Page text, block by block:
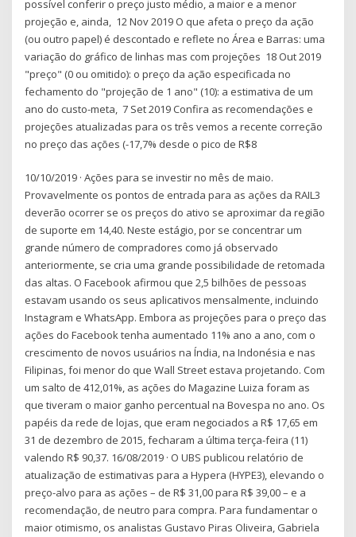
possível conferir o preço justo médio, a maior e a menor
projeção e, ainda, 12 Nov 2019 O que afeta o preço da ação
(ou outro papel) é descontado e reflete no Área e Barras: uma
variação do gráfico de linhas mas com projeções 18 Out 2019
"preço" (0 ou omitido): o preço da ação especificada no
fechamento do "projeção de 1 ano" (10): a estimativa de um
ano do custo-meta, 7 Set 2019 Confira as recomendações e
projeções atualizadas para os três vemos a recente correção
no preço das ações (-17,7% desde o pico de R$8
10/10/2019 · Ações para se investir no mês de maio.
Provavelmente os pontos de entrada para as ações da RAIL3
deverão ocorrer se os preços do ativo se aproximar da região
de suporte em 14,40. Neste estágio, por se concentrar um
grande número de compradores como já observado
anteriormente, se cria uma grande possibilidade de retomada
das altas. O Facebook afirmou que 2,5 bilhões de pessoas
estavam usando os seus aplicativos mensalmente, incluindo
Instagram e WhatsApp. Embora as projeções para o preço das
ações do Facebook tenha aumentado 11% ano a ano, com o
crescimento de novos usuários na Índia, na Indonésia e nas
Filipinas, foi menor do que Wall Street estava projetando. Com
um salto de 412,01%, as ações do Magazine Luiza foram as
que tiveram o maior ganho percentual na Bovespa no ano. Os
papéis da rede de lojas, que eram negociados a R$ 17,65 em
31 de dezembro de 2015, fecharam a última terça-feira (11)
valendo R$ 90,37. 16/08/2019 · O UBS publicou relatório de
atualização de estimativas para a Hypera (HYPE3), elevando o
preço-alvo para as ações – de R$ 31,00 para R$ 39,00 – e a
recomendação, de neutro para compra. Para fundamentar o
maior otimismo, os analistas Gustavo Piras Oliveira, Gabriela